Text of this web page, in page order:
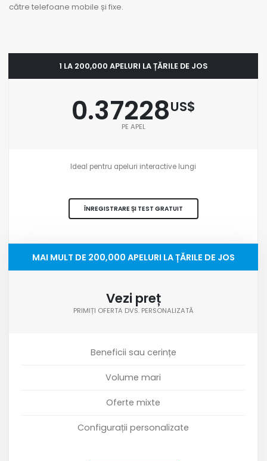
către telefoane mobile și fixe.
1 LA 200,000 APELURI LA ȚĂRILE DE JOS
0.37228US$
PE APEL
Ideal pentru apeluri interactive lungi
ÎNREGISTRARE ȘI TEST GRATUIT
MAI MULT DE 200,000 APELURI LA ȚĂRILE DE JOS
Vezi preț
PRIMIȚI OFERTA DVS. PERSONALIZATĂ
Beneficii sau cerințe
Volume mari
Oferte mixte
Configurații personalizate